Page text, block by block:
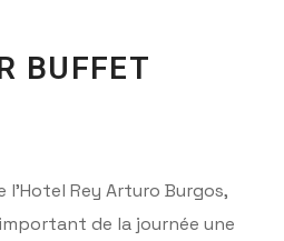
BUFFET
Rey Arturo Burgos,
de la journée une